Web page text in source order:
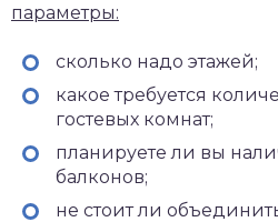
параметры:
сколько надо этажей;
какое требуется
гостевых комнат;
планируете ли вы
балконов;
не стоит ли